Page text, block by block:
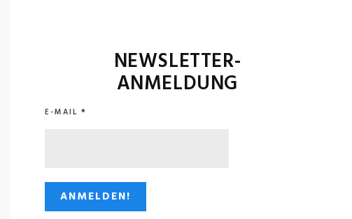
NEWSLETTER-
ANMELDUNG
E-MAIL *